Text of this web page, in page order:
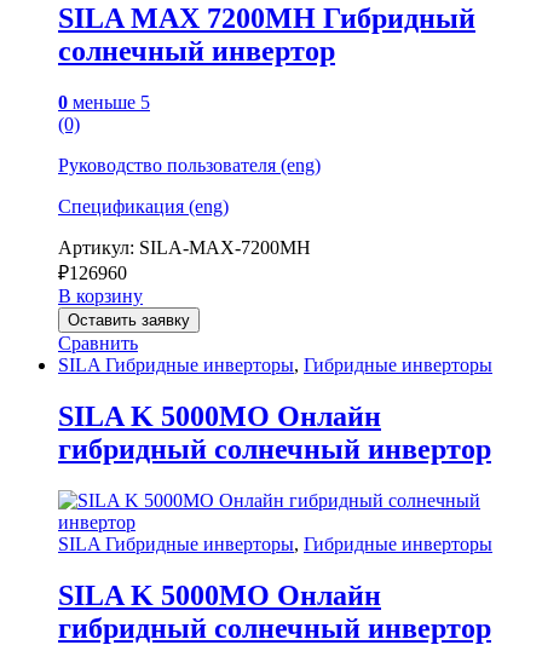
SILA MAX 7200MH Гибридный
солнечный инвертор
0 меньше 5
(0)
Руководство пользователя (eng)
Спецификация (eng)
Артикул: SILA-MAX-7200MH
₽126960
В корзину
Оставить заявку
Сравнить
SILA Гибридные инверторы, Гибридные инверторы
SILA K 5000MO Онлайн
гибридный солнечный инвертор
SILA Гибридные инверторы, Гибридные инверторы
SILA K 5000MO Онлайн
гибридный солнечный инвертор